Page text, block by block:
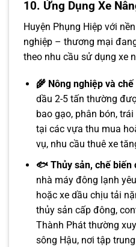
10. Ứng Dụng Xe
Huyện Phụng Hiệp với
nghiệp – thương mại
theo nhu cầu sử dụng xe
🌾 Nông nghiệp và
dầu 2-5 tấn thường
bao gạo, phân bón,
tại các vựa thu mua
vụ, nhu cầu thuê xe
🐟 Thủy sản, chế biến
nhà máy đông lạnh
hoặc xe dầu chịu tải
thủy sản cấp đông,
Thành Phát thường
sông Hậu, nơi tập